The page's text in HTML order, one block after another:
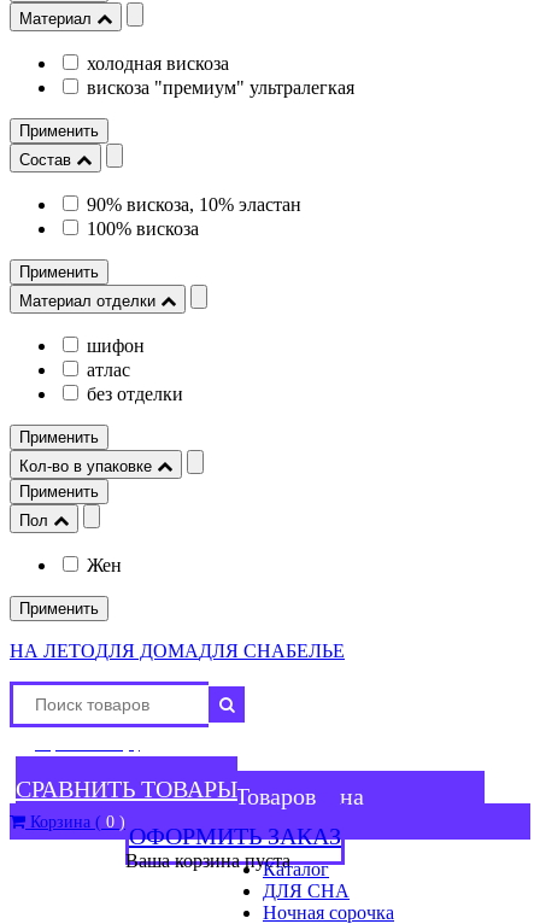
Материал
холодная вискоза
вискоза "премиум" ультралегкая
Применить
Состав
90% вискоза, 10% эластан
100% вискоза
Применить
Материал отделки
шифон
атлас
без отделки
Применить
Кол-во в упаковке
Применить
Пол
Жен
Применить
НА ЛЕТОДЛЯ ДОМАДЛЯ СНАБЕЛЬЕ
СРАВНИТЬ ТОВАРЫ
Корзина ( 0 )
Товаров
на
ОФОРМИТЬ ЗАКАЗ
Ваша корзина пустаКаталог
ДЛЯ СНА
Ночная сорочка